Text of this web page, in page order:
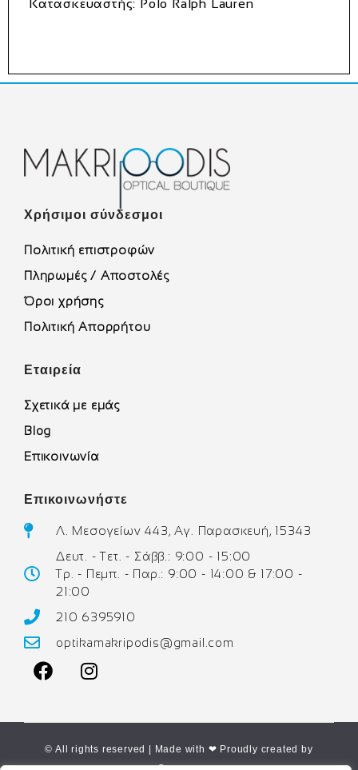
Κατασκευαστής: Polo Ralph Lauren
Χρήσιμοι σύνδεσμοι
Πολιτική επιστροφών
Πληρωμές / Αποστολές
Όροι χρήσης
Πολιτική Απορρήτου
Εταιρεία
Σχετικά με εμάς
Blog
Επικοινωνία
Επικοινωνήστε
Λ. Μεσογείων 443, Αγ. Παρασκευή, 15343
Δευτ. - Τετ. - Σάββ.: 9:00 - 15:00
Τρ. - Πεμπ. - Παρ.: 9:00 - 14:00 & 17:00 -
21:00
210 6395910
optikamakripodis@gmail.com
© All rights reserved | Made with ❤ Proudly created by